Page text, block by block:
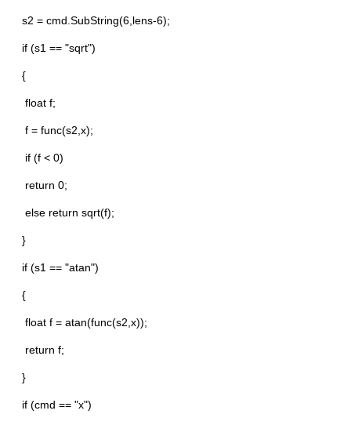
s2 = cmd.SubString(6,lens-6);
if (s1 == "sqrt")
{
float f;
f = func(s2,x);
if (f < 0)
return 0;
else return sqrt(f);
}
if (s1 == "atan")
{
float f = atan(func(s2,x));
return f;
}
if (cmd == "x")